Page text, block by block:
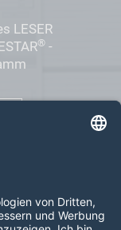
LESER
®-